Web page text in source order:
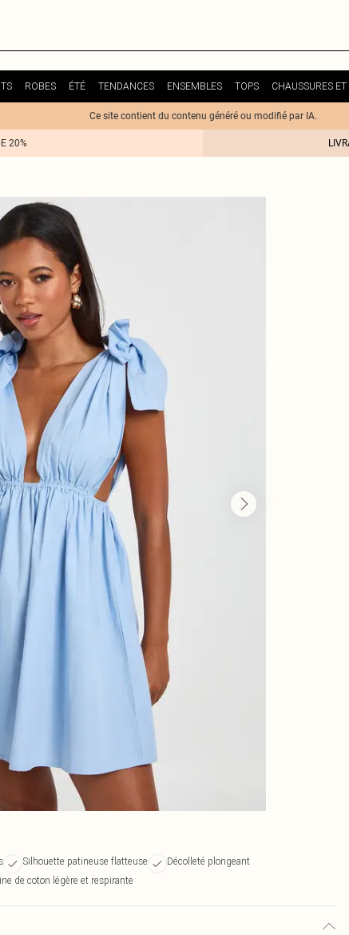
ROBES ÉTÉ TENDANCES ENSEMBLES TOPS CHAUSSURES
Ce site contient du contenu généré ou modifié par IA.
20%
Silhouette patineuse flatteuse
Décolleté plongeant
de coton légère et respirante